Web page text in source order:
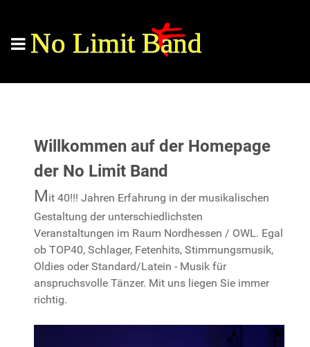
No Limit Band
Willkommen auf der Homepage
der No Limit Band
Mit 40!!! Jahren Erfahrung in der musikalischen
Gestaltung der unterschiedlichsten
Veranstaltungen im Raum Nordhessen / OWL. Egal
ob TOP40, Schlager, Fetenhits, Stimmungsmusik,
Oldies oder Standard/Latein - Musik für
anspruchsvolle Tänzer. Mit uns liegen Sie immer
richtig.